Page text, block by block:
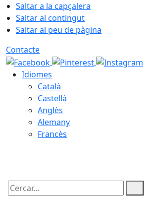
Saltar a la capçalera
Saltar al contingut
Saltar al peu de pàgina
Contacte
Idiomes
Català
Castellà
Anglès
Alemany
Francès